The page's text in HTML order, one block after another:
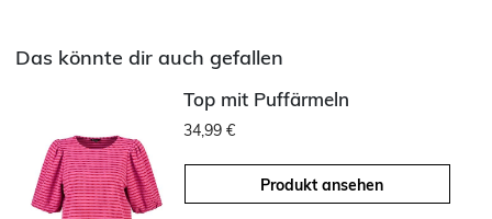
Das könnte dir auch gefallen
Top mit Puffärmeln
34,99 €
Produkt ansehen